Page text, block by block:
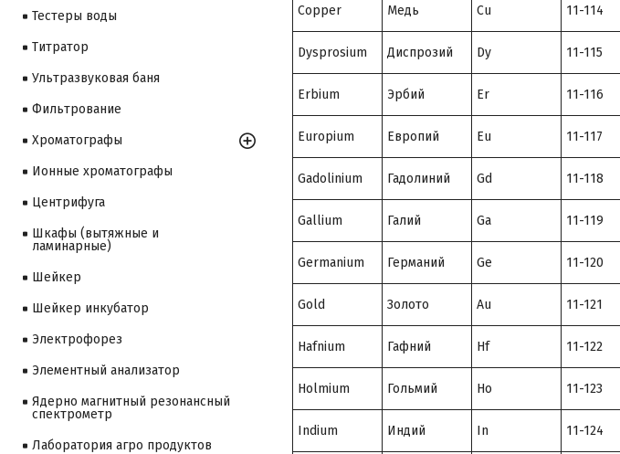
Copper Медь Cu 11-114
Dysprosium Диспрозий Dy 11-115
Erbium Эрбий Er 11-116
Europium Европий Eu 11-117
Gadolinium Гадолиний Gd 11-118
Gallium Галий Ga 11-119
Germanium Германий Ge 11-120
Gold Золото Au 11-121
Hafnium Гафний Hf 11-122
Holmium Гольмий Ho 11-123
Indium Индий In 11-124
Тестеры воды
Титратор
Ультразвуковая баня
Фильтрование
Хроматографы
Ионные хроматографы
Центрифуга
Шкафы (вытяжные и
ламинарные)
Шейкер
Шейкер инкубатор
Электрофорез
Элементный анализатор
Ядерно магнитный резонансный
спектрометр
Лаборатория агро продуктов